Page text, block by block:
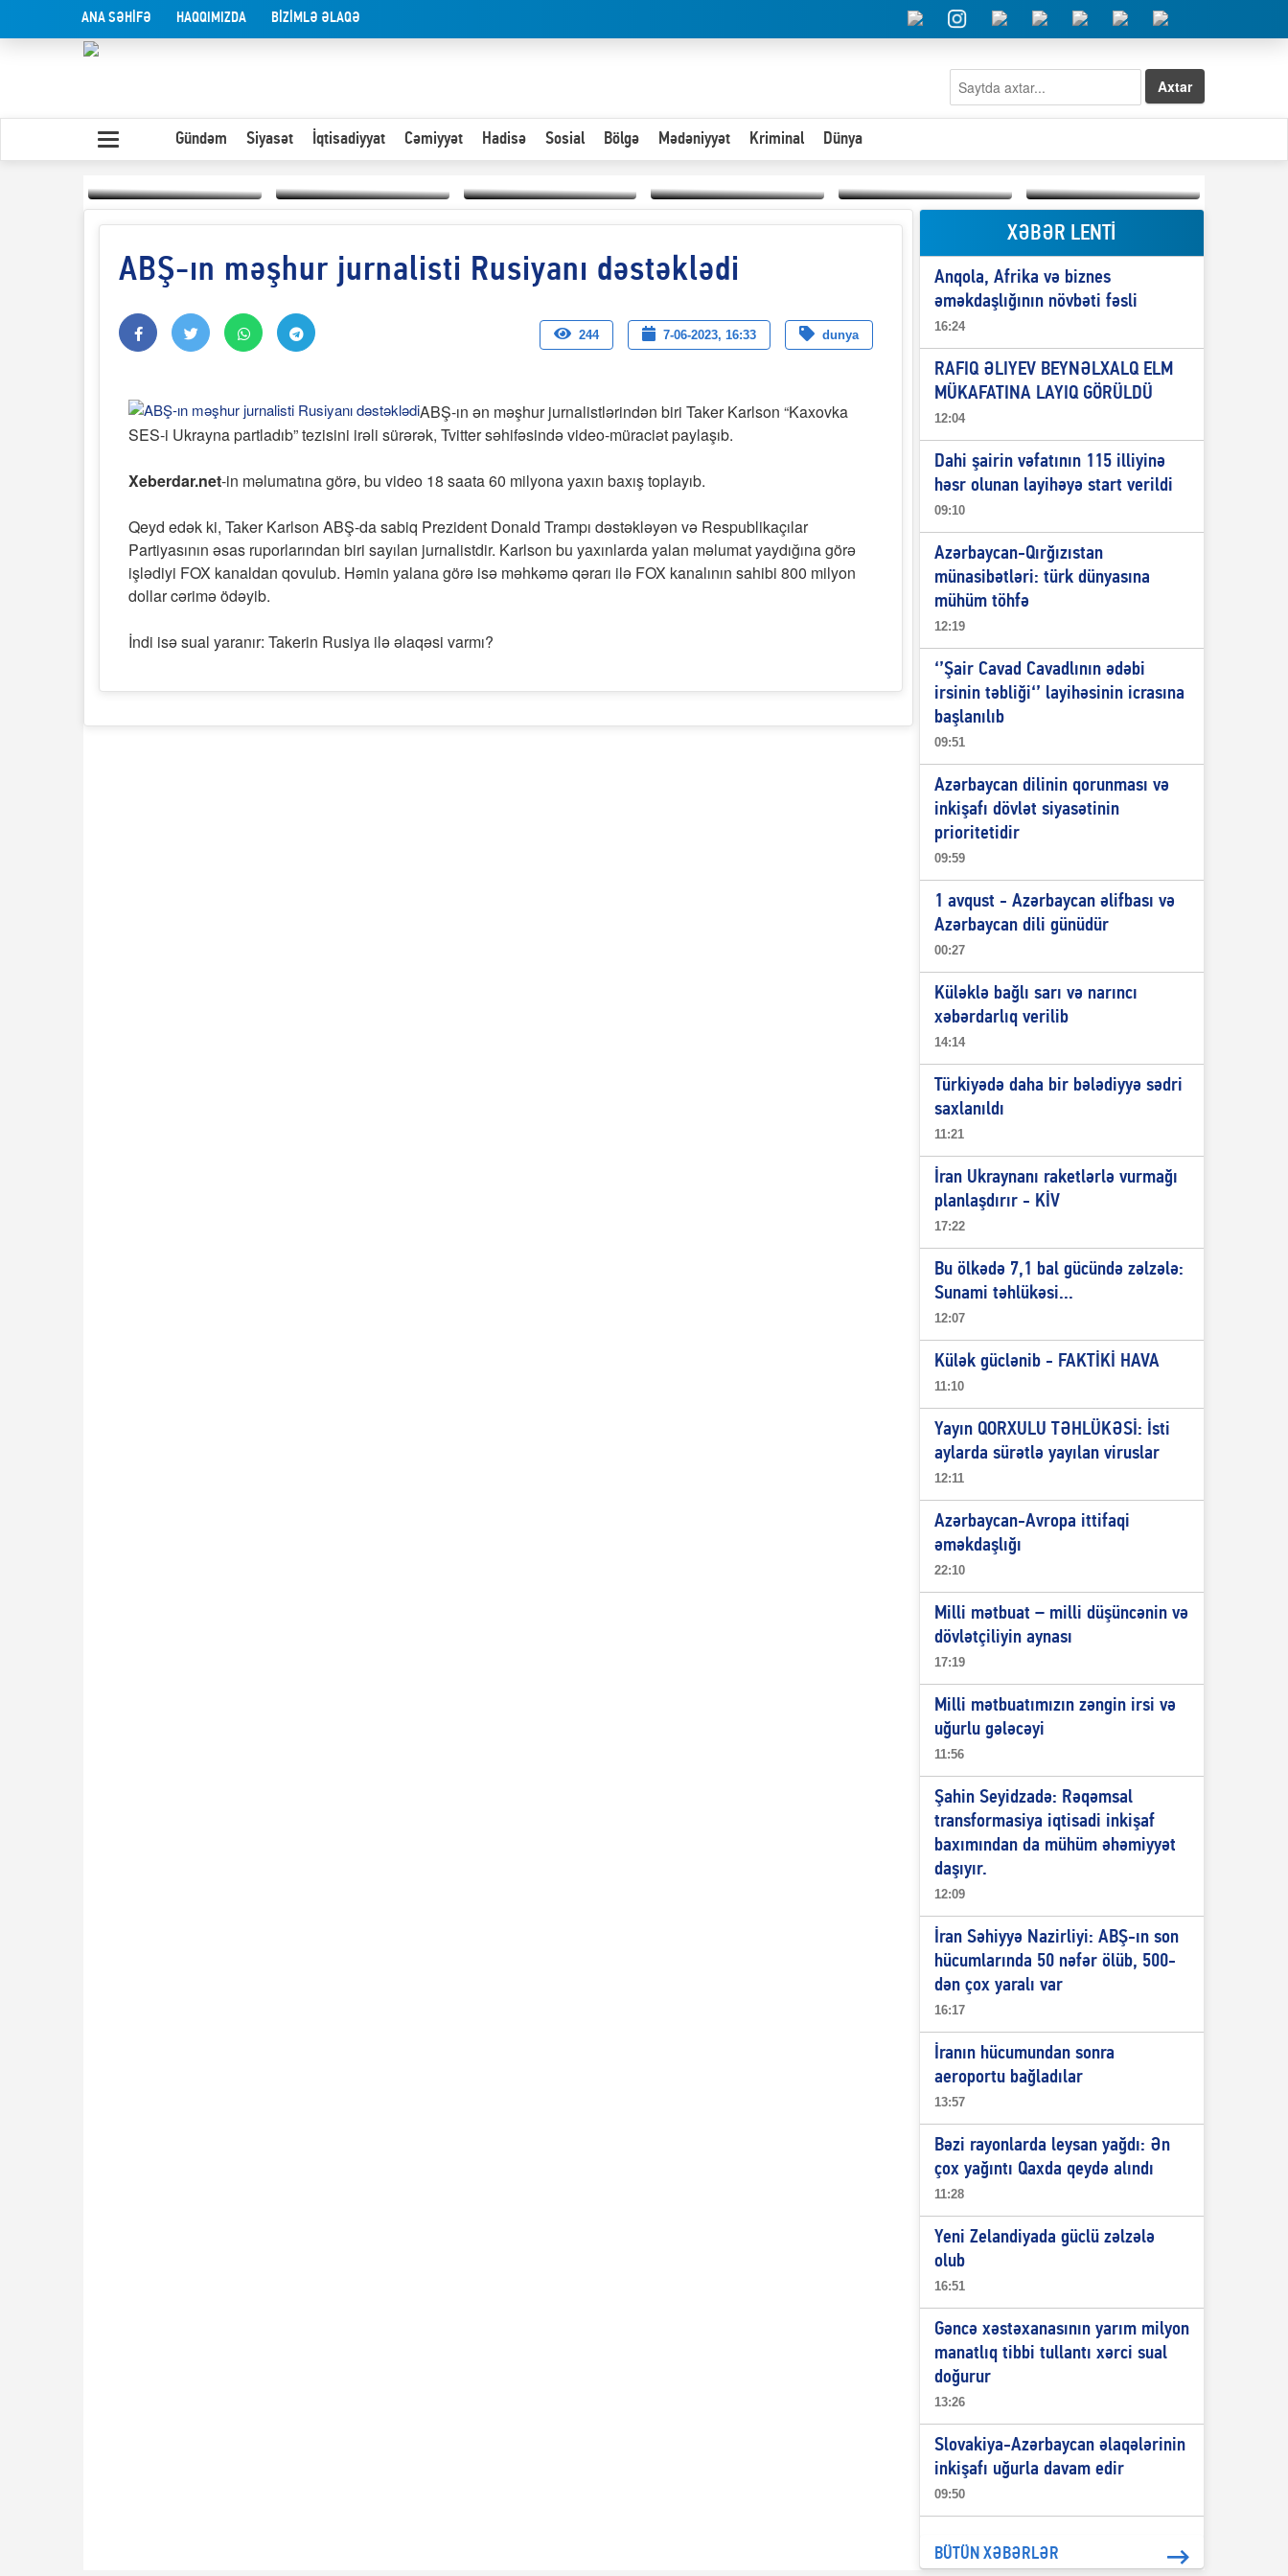
ANA SƏHİFƏ HAQQIMIZDA BİZİMLƏ ƏLAQƏ
Axtar
Gündəm Siyasət İqtisadiyyat Cəmiyyət Hadisə Sosial Bölgə Mədəniyyət Kriminal Dünya
Yaxın Şərqdəki
müharibənin qısa Olduğu kimi görünən
Paytaxta giriş vizası —
"Xoş gəldin, cibində
Hər an ən çətin savaşa
hazır olmalıyıq-
ZƏLİMXAN
“Qeyri-səlis məntiq və
dil-nitq” elmimizə
Elşad Abdullayevin
erməniləri
maliyyələşdirən oğlu
niyə Azərbaycana
ekstradisiya olunmur?
ABŞ-ın məşhur jurnalisti Rusiyanı dəstəklədi
244 7-06-2023, 16:33 dunya
ABŞ-ın ən məşhur jurnalistlərindən biri Taker Karlson “Kaxovka
SES-i Ukrayna partladıb” tezisini irəli sürərək, Tvitter səhifəsində video-müraciət paylaşıb.
Xeberdar.net-in məlumatına görə, bu video 18 saata 60 milyona yaxın baxış toplayıb.
Qeyd edək ki, Taker Karlson ABŞ-da sabiq Prezident Donald Trampı dəstəkləyən və Respublikaçılar
Partiyasının əsas ruporlarından biri sayılan jurnalistdir. Karlson bu yaxınlarda yalan məlumat yaydığına görə
işlədiyi FOX kanaldan qovulub. Həmin yalana görə isə məhkəmə qərarı ilə FOX kanalının sahibi 800 milyon
dollar cərimə ödəyib.
İndi isə sual yaranır: Takerin Rusiya ilə əlaqəsi varmı?
XƏBƏR LENTİ
Anqola, Afrika və biznes
əməkdaşlığının növbəti fəsli
16:24
RAFIQ ƏLIYEV BEYNƏLXALQ ELM
MÜKAFATINA LAYIQ GÖRÜLDÜ
12:04
Dahi şairin vəfatının 115 illiyinə
həsr olunan layihəyə start verildi
09:10
Azərbaycan-Qırğızıstan
münasibətləri: türk dünyasına
mühüm töhfə
12:19
‘’Şair Cavad Cavadlının ədəbi
irsinin təbliği‘’ layihəsinin icrasına
başlanılıb
09:51
Azərbaycan dilinin qorunması və
inkişafı dövlət siyasətinin
prioritetidir
09:59
1 avqust - Azərbaycan əlifbası və
Azərbaycan dili günüdür
00:27
Küləklə bağlı sarı və narıncı
xəbərdarlıq verilib
14:14
Türkiyədə daha bir bələdiyyə sədri
saxlanıldı
11:21
İran Ukraynanı raketlərlə vurmağı
planlaşdırır - KİV
17:22
Bu ölkədə 7,1 bal gücündə zəlzələ:
Sunami təhlükəsi...
12:07
Külək güclənib - FAKTİKİ HAVA
11:10
Yayın QORXULU TƏHLÜKƏSİ: İsti
aylarda sürətlə yayılan viruslar
12:11
Azərbaycan-Avropa ittifaqi
əməkdaşlığı
22:10
Milli mətbuat – milli düşüncənin və
dövlətçiliyin aynası
17:19
Milli mətbuatımızın zəngin irsi və
uğurlu gələcəyi
11:56
Şahin Seyidzadə: Rəqəmsal
transformasiya iqtisadi inkişaf
baxımından da mühüm əhəmiyyət
daşıyır.
12:09
İran Səhiyyə Nazirliyi: ABŞ-ın son
hücumlarında 50 nəfər ölüb, 500-
dən çox yaralı var
16:17
İranın hücumundan sonra
aeroportu bağladılar
13:57
Bəzi rayonlarda leysan yağdı: Ən
çox yağıntı Qaxda qeydə alındı
11:28
Yeni Zelandiyada güclü zəlzələ
olub
16:51
Gəncə xəstəxanasının yarım milyon
manatlıq tibbi tullantı xərci sual
doğurur
13:26
Slovakiya-Azərbaycan əlaqələrinin
inkişafı uğurla davam edir
09:50
BÜTÜN XƏBƏRLƏR